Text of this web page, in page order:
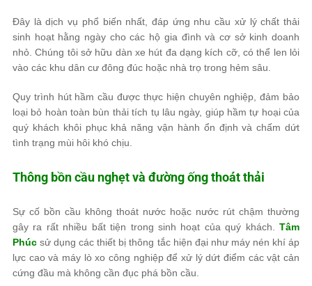
Đây là dịch vụ phổ biến nhất, đáp ứng nhu cầu xử lý chất thải
sinh hoạt hằng ngày cho các hộ gia đình và cơ sở kinh doanh
nhỏ. Chúng tôi sở hữu dàn xe hút đa dạng kích cỡ, có thể len lỏi
vào các khu dân cư đông đúc hoặc nhà trọ trong hẻm sâu.
Quy trình hút hầm cầu được thực hiện chuyên nghiệp, đảm bảo
loại bỏ hoàn toàn bùn thải tích tụ lâu ngày, giúp hầm tự hoại của
quý khách khôi phục khả năng vận hành ổn định và chấm dứt
tình trạng mùi hôi khó chịu.
Thông bồn cầu nghẹt và đường ống thoát thải
Sự cố bồn cầu không thoát nước hoặc nước rút chậm thường
gây ra rất nhiều bất tiện trong sinh hoạt của quý khách. Tâm
Phúc sử dụng các thiết bị thông tắc hiện đại như máy nén khí áp
lực cao và máy lò xo công nghiệp để xử lý dứt điểm các vật cản
cứng đầu mà không cần đục phá bồn cầu.